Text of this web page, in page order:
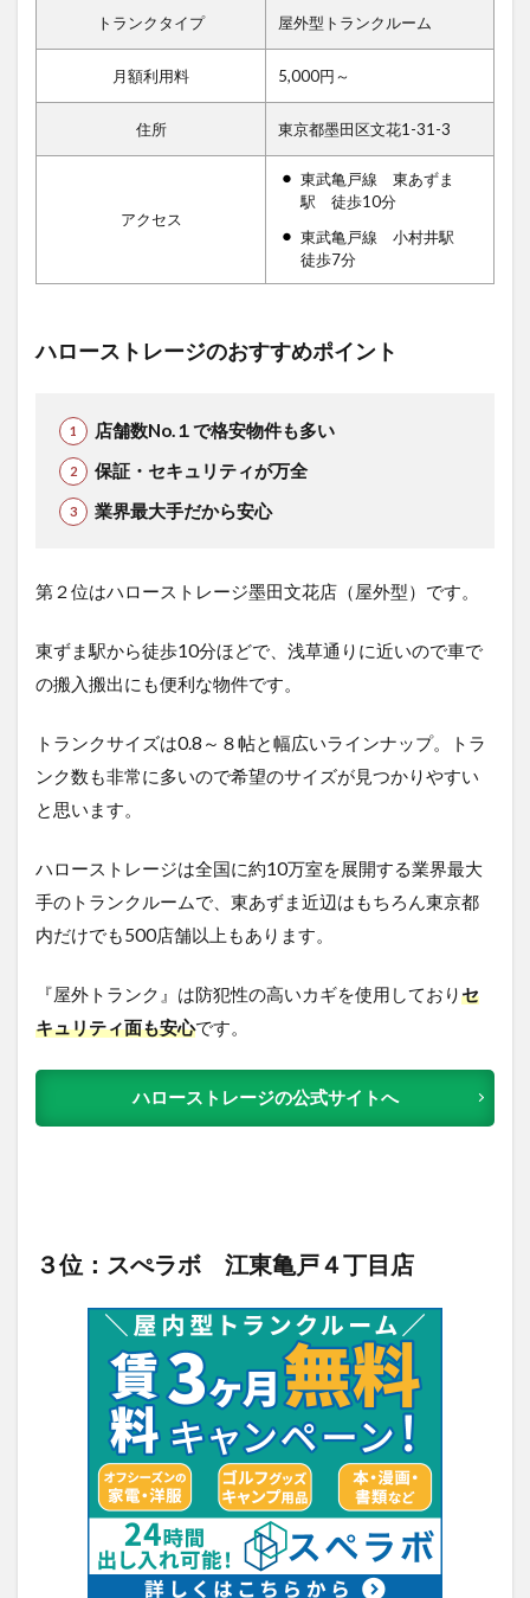
トランクタイプ 屋外型トランクルーム
月額利用料 5,000円～
住所 東京都墨田区文花1-31-3
アクセス
東武亀戸線 東あずま
駅 徒歩10分
東武亀戸線 小村井駅
徒歩7分
ハローストレージのおすすめポイント
店舗数No.１で格安物件も多い
保証・セキュリティが万全
業界最大手だから安心
第２位はハローストレージ墨田文花店（屋外型）です。
東ずま駅から徒歩10分ほどで、浅草通りに近いので車で
の搬入搬出にも便利な物件です。
トランクサイズは0.8～８帖と幅広いラインナップ。トラ
ンク数も非常に多いので希望のサイズが見つかりやすい
と思います。
ハローストレージは全国に約10万室を展開する業界最大
手のトランクルームで、東あずま近辺はもちろん東京都
内だけでも500店舗以上もあります。
『屋外トランク』は防犯性の高いカギを使用しておりセ
キュリティ面も安心です。
ハローストレージの公式サイトへ
３位：スぺラボ 江東亀戸４丁目店